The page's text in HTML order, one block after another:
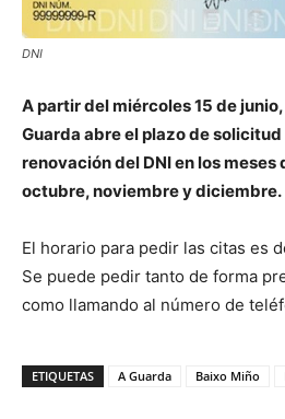
DNI
A partir del miércoles 15 de
Guarda abre el plazo de
renovación del DNI en los meses
octubre, noviembre y diciembre.
El horario para pedir las citas es
Se puede pedir tanto de forma
como llamando al número de
ETIQUETAS A Guarda Baixo Miño